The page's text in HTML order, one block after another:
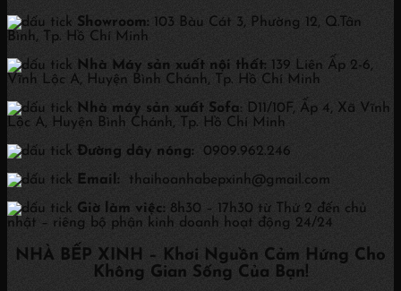
Showroom: 103 Bàu Cát 3, Phường 12, Q.Tân
Bình, Tp. Hồ Chí Minh
Nhà Máy sản xuất nội thất: 139 Liên Ấp 2-6,
Vĩnh Lộc A, Huyện Bình Chánh, Tp. Hồ Chí Minh
Nhà máy sản xuất Sofa: D11/10F, Ấp 4, Xã Vĩnh
Lộc A, Huyện Bình Chánh, Tp. Hồ Chí Minh
Đường dây nóng: 0909.962.246
Email: thaihoanhabepxinh@gmail.com
Giờ làm việc: 8h30 – 17h30 từ Thứ 2 đến chủ
nhật – riêng bộ phận kinh doanh hoạt động 24/24
NHÀ BẾP XINH – Khơi Nguồn Cảm Hứng Cho
Không Gian Sống Của Bạn!